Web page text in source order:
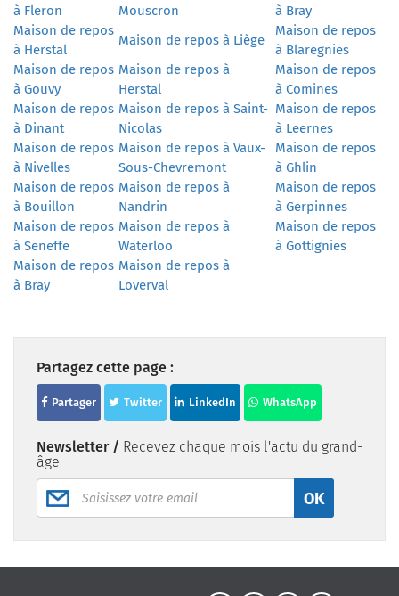
à Fleron
Mouscron
à Bray
Maison de repos
à Herstal
Maison de repos à Liège
Maison de repos
à Blaregnies
Maison de repos
à Gouvy
Maison de repos à
Herstal
Maison de repos
à Comines
Maison de repos
à Dinant
Maison de repos à Saint-
Nicolas
Maison de repos
à Leernes
Maison de repos
à Nivelles
Maison de repos à Vaux-
Sous-Chevremont
Maison de repos
à Ghlin
Maison de repos
à Bouillon
Maison de repos à
Nandrin
Maison de repos
à Gerpinnes
Maison de repos
à Seneffe
Maison de repos à
Waterloo
Maison de repos
à Gottignies
Maison de repos
à Bray
Maison de repos à
Loverval
Partagez cette page :
Partager Twitter LinkedIn WhatsApp
Newsletter / Recevez chaque mois l'actu du grand-
âge
OK